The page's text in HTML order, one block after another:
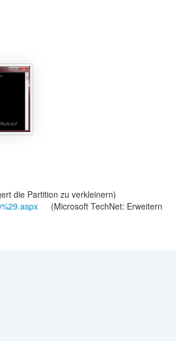
die Partition zu verkleinern)
(Microsoft TechNet: Erweitern